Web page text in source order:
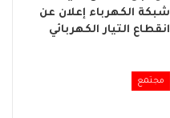
شبكة الكهرباء إعلان عن
انقطاع التيار الكهربائي
مجتمع